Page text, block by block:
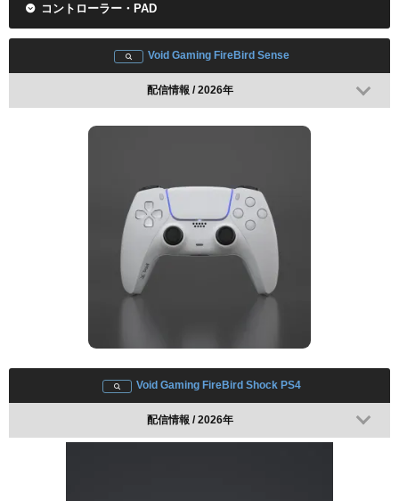
コントローラー・PAD
Void Gaming FireBird Sense
配信情報 / 2026年
Void Gaming FireBird Shock PS4
配信情報 / 2026年